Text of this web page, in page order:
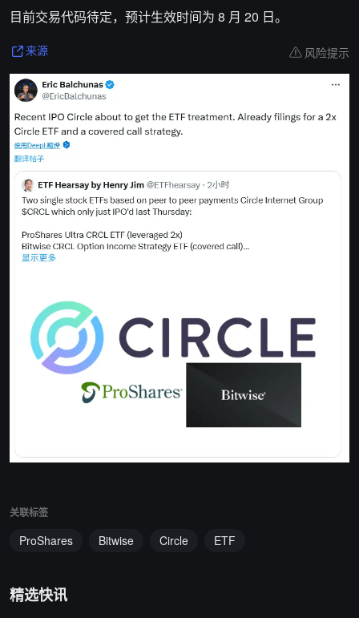
目前交易代码待定，预计生效时间为 8 月 20 日。
来源 风险提示
关联标签
ProShares Bitwise Circle ETF
精选快讯